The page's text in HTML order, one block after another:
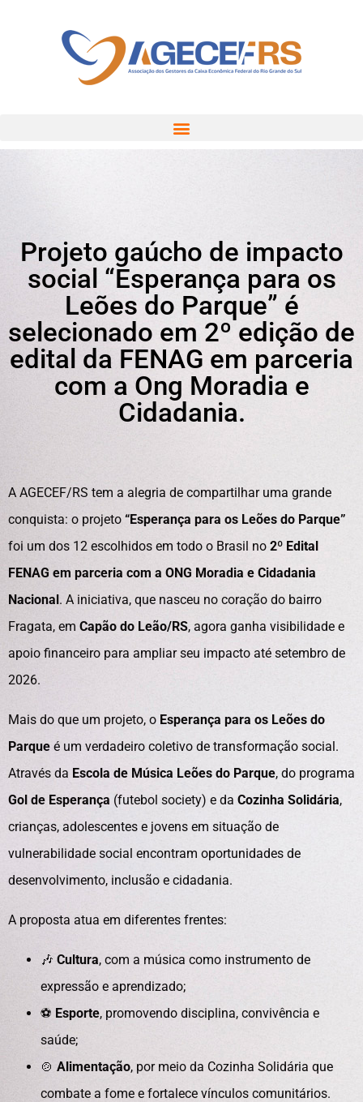
Projeto gaúcho de impacto
social “Esperança para os
Leões do Parque” é
selecionado em 2º edição de
edital da FENAG em parceria
com a Ong Moradia e
Cidadania.
A AGECEF/RS tem a alegria de compartilhar uma grande
conquista: o projeto “Esperança para os Leões do Parque”
foi um dos 12 escolhidos em todo o Brasil no 2º Edital
FENAG em parceria com a ONG Moradia e Cidadania
Nacional. A iniciativa, que nasceu no coração do bairro
Fragata, em Capão do Leão/RS, agora ganha visibilidade e
apoio financeiro para ampliar seu impacto até setembro de
2026.
Mais do que um projeto, o Esperança para os Leões do
Parque é um verdadeiro coletivo de transformação social.
Através da Escola de Música Leões do Parque, do programa
Gol de Esperança (futebol society) e da Cozinha Solidária,
crianças, adolescentes e jovens em situação de
vulnerabilidade social encontram oportunidades de
desenvolvimento, inclusão e cidadania.
A proposta atua em diferentes frentes:
🎶 Cultura, com a música como instrumento de
expressão e aprendizado;
⚽ Esporte, promovendo disciplina, convivência e
saúde;
🍲 Alimentação, por meio da Cozinha Solidária que
combate a fome e fortalece vínculos comunitários.